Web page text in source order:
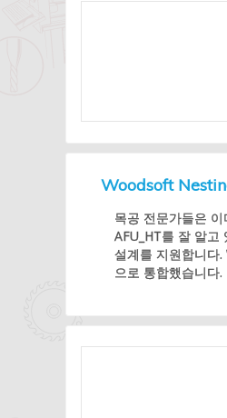
Woodsoft
목공 전문가들은
AFU_HT를 잘 알고
설계를 지원합니다
으로 통합했습니다.